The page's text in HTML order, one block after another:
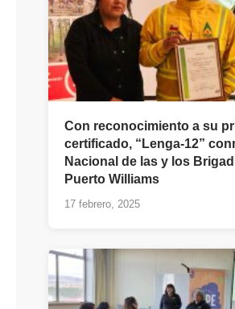
Con reconocimiento a su
certificado, “Lenga-12”
Nacional de las y los
Puerto Williams
17 febrero, 2025